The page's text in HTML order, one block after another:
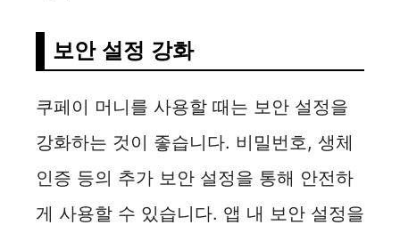
보안 설정 강화
쿠페이 머니를 사용할 때는 보안 설정을
강화하는 것이 좋습니다. 비밀번호, 생체
인증 등의 추가 보안 설정을 통해 안전하
게 사용할 수 있습니다. 앱 내 보안 설정을